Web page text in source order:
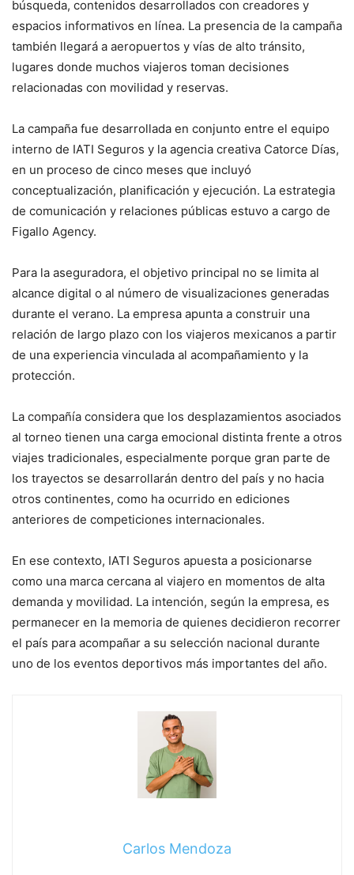
búsqueda, contenidos desarrollados con creadores y
espacios informativos en línea. La presencia de la campaña
también llegará a aeropuertos y vías de alto tránsito,
lugares donde muchos viajeros toman decisiones
relacionadas con movilidad y reservas.
La campaña fue desarrollada en conjunto entre el equipo
interno de IATI Seguros y la agencia creativa Catorce Días,
en un proceso de cinco meses que incluyó
conceptualización, planificación y ejecución. La estrategia
de comunicación y relaciones públicas estuvo a cargo de
Figallo Agency.
Para la aseguradora, el objetivo principal no se limita al
alcance digital o al número de visualizaciones generadas
durante el verano. La empresa apunta a construir una
relación de largo plazo con los viajeros mexicanos a partir
de una experiencia vinculada al acompañamiento y la
protección.
La compañía considera que los desplazamientos asociados
al torneo tienen una carga emocional distinta frente a otros
viajes tradicionales, especialmente porque gran parte de
los trayectos se desarrollarán dentro del país y no hacia
otros continentes, como ha ocurrido en ediciones
anteriores de competiciones internacionales.
En ese contexto, IATI Seguros apuesta a posicionarse
como una marca cercana al viajero en momentos de alta
demanda y movilidad. La intención, según la empresa, es
permanecer en la memoria de quienes decidieron recorrer
el país para acompañar a su selección nacional durante
uno de los eventos deportivos más importantes del año.
Carlos Mendoza